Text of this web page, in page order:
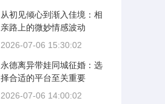
从初见倾心到渐入佳境：相
亲路上的微妙情感波动
2026-07-06 15:30:02
永德离异带娃同城征婚：选
择合适的平台至关重要
2026-07-06 14:00:02